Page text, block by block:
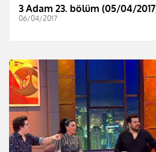
3 Adam 23. bölüm (05/04/
06/04/2017